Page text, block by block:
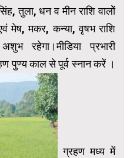
तुला, धन व मीन राशि वालोें
मेष, मकर, कन्या, वृषभ राशि
रहेगा।मीडिया प्रभारी
पुण्य काल से पूर्व स्नान करें ।
ग्रहण मध्य में